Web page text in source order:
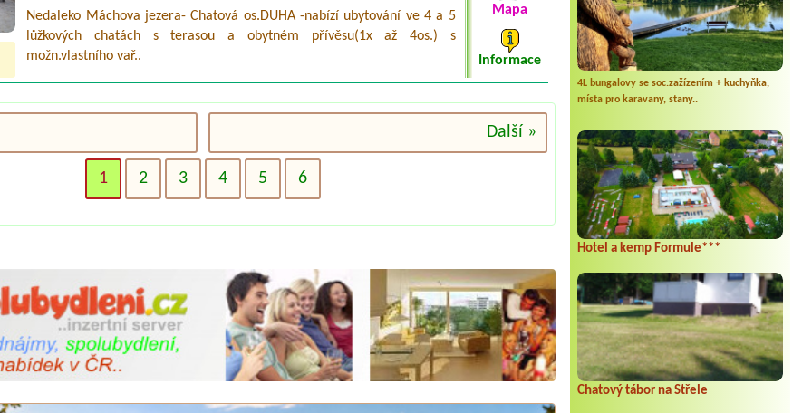
4L bungalovy se soc.zažízením + kuchyňka,
místa pro karavany, stany..
Hotel a kemp Formule***
Chatový tábor na Střele
Nedaleko Máchova jezera- Chatová os.DUHA -nabízí ubytování ve 4 a 5
lůžkových chatách s terasou a obytném přívěsu(1x až 4os.) s
možn.vlastního vař..
Mapa
Informace
Další »
1 2 3 4 5 6